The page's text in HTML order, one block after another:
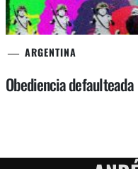
ARGENTINA
Obediencia defaulteada